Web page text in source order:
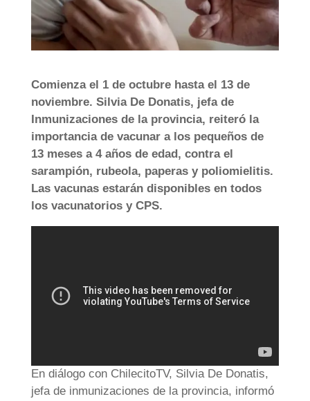
Comienza el 1 de octubre hasta el 13 de
noviembre. Silvia De Donatis, jefa de
Inmunizaciones de la provincia, reiteró la
importancia de vacunar a los pequeños de
13 meses a 4 años de edad, contra el
sarampión, rubeola, paperas y poliomielitis.
Las vacunas estarán disponibles en todos
los vacunatorios y CPS.
En diálogo con ChilecitoTV, Silvia De Donatis,
jefa de inmunizaciones de la provincia, informó